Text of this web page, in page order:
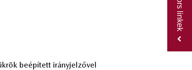
Gyors linkek
be­épí­tett irány­jel­ző­vel